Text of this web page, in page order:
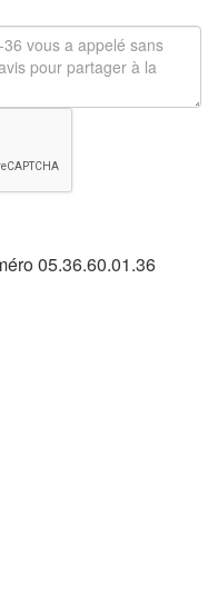
05.36.60.01.36